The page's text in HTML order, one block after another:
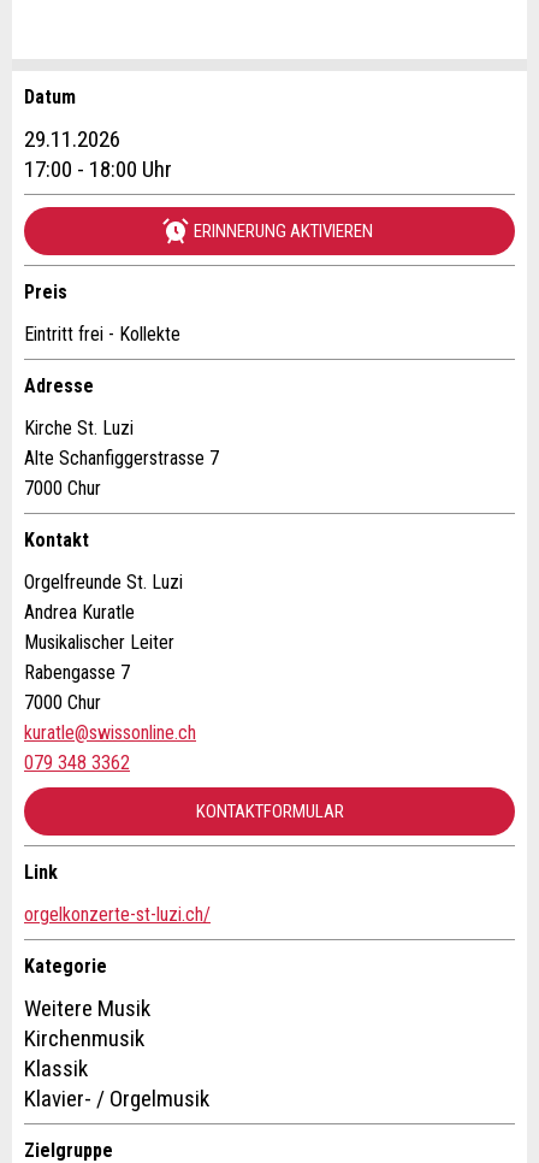
Anzeige beanstanden
Ihr Feedback wird sehr geschätzt!
Allgemeines Feedback
Anzeige nicht mehr gültig
Nachricht
* Eingabe erforderlich
Zur Qualitätssicherung wird eine Kopie der E-Mail an
guidle übermittelt.
NACHRICHT SENDEN
Schliessen
Anzeige weiterempfehlen
Empfehlen Sie diese Anzeige an Freunde weiter.
* Eingabe erforderlich
ANZEIGE WEITEREMPFEHLEN
Schliessen
Reservation
Veranstaltungsdatum *:
Vorname / Nachname *:
Firma / Organisation:
Adresszusatz:
Strasse und Nr. *:
PLZ / Ort *:
Telefon *:
Nachricht:
* Pflichtfeld
Information: Zur Qualitätssicherung wird eine Kopie der
E-Mail an guidle gesendet.
Datum
29.11.2026
17:00 - 18:00 Uhr
ERINNERUNG AKTIVIEREN
Preis
Eintritt frei - Kollekte
Adresse
Kirche St. Luzi
Alte Schanfiggerstrasse 7
7000 Chur
Kontakt
Orgelfreunde St. Luzi
Andrea Kuratle
Musikalischer Leiter
Rabengasse 7
7000 Chur
kuratle@swissonline.ch
079 348 3362
KONTAKTFORMULAR
Kontakt
Verfassen Sie eine Nachricht für die Kontaktpersonen dieser
Link
orgelkonzerte-st-luzi.ch/
Kategorie
Weitere Musik
Kirchenmusik
Klassik
Klavier- / Orgelmusik
Zielgruppe